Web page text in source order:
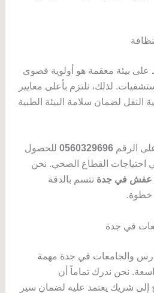
على بيئة معقمة هو أولوية قصوى
لذلك، نلتزم بأعلى معايير
النقل لضمان سلامة البيئة الطبية
الرقم 0560329696للحصول
القطاع الصحي. نحن
عفش في جدة تتسم بالدقة
خطوة.
في جدة
والجامعات في جدة مهمة
نحن ندرك تماماً أن
إلى شريك يعتمد عليه لضمان سير